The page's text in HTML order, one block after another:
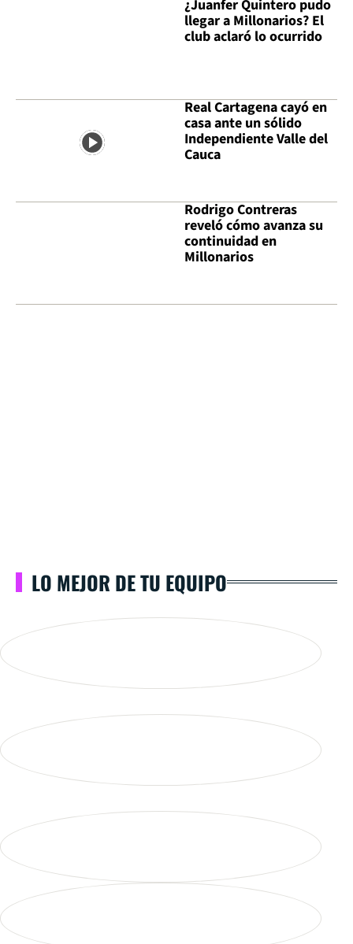
¿Juanfer Quintero pudo
llegar a Millonarios? El
club aclaró lo ocurrido
Real Cartagena cayó en
casa ante un sólido
Independiente Valle del
Cauca
Rodrigo Contreras
reveló cómo avanza su
continuidad en
Millonarios
LO MEJOR DE TU EQUIPO